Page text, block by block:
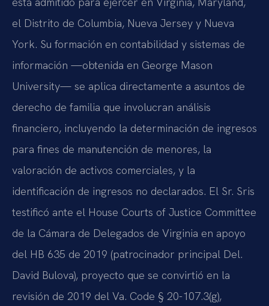
el Distrito de Columbia, Nueva Jersey y Nueva
York. Su formación en contabilidad y sistemas de
información —obtenida en George Mason
University— se aplica directamente a asuntos de
derecho de familia que involucran análisis
financiero, incluyendo la determinación de ingresos
para fines de manutención de menores, la
valoración de activos comerciales, y la
identificación de ingresos no declarados. El Sr. Sris
testificó ante el House Courts of Justice Committee
de la Cámara de Delegados de Virginia en apoyo
del HB 635 de 2019 (patrocinador principal Del.
David Bulova), proyecto que se convirtió en la
revisión de 2019 del Va. Code § 20-107.3(g),